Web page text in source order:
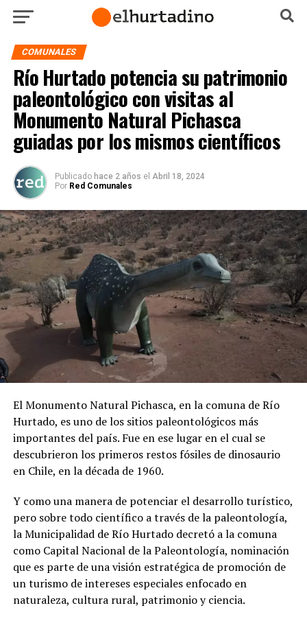
COMUNALES
Río Hurtado potencia su patrimonio
paleontológico con visitas al
Monumento Natural Pichasca
guiadas por los mismos científicos
Publicado hace 2 años el Abril 18, 2024
Por Red Comunales
El Monumento Natural Pichasca, en la comuna de Río
Hurtado, es uno de los sitios paleontológicos más
importantes del país. Fue en ese lugar en el cual se
descubrieron los primeros restos fósiles de dinosaurio
en Chile, en la década de 1960.
Y como una manera de potenciar el desarrollo turístico,
pero sobre todo científico a través de la paleontología,
la Municipalidad de Río Hurtado decretó a la comuna
como Capital Nacional de la Paleontología, nominación
que es parte de una visión estratégica de promoción de
un turismo de intereses especiales enfocado en
naturaleza, cultura rural, patrimonio y ciencia.